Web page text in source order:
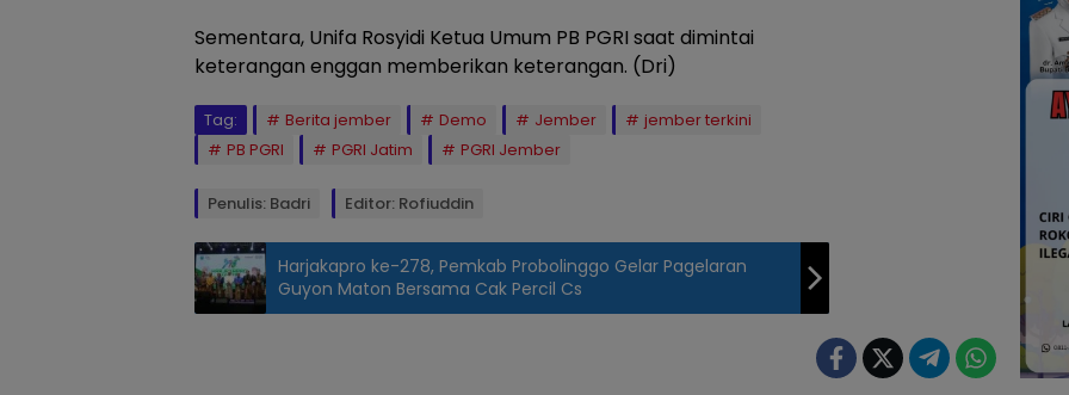
Sementara, Unifa Rosyidi Ketua Umum PB PGRI saat dimintai
keterangan enggan memberikan keterangan. (Dri)
Tag: Berita jember Demo Jember
jember terkini
PB PGRI
PGRI Jatim PGRI Jember
Penulis: Badri Editor: Rofiuddin
Harjakapro ke-278, Pemkab Probolinggo Gelar Pagelaran
Guyon Maton Bersama Cak Percil Cs